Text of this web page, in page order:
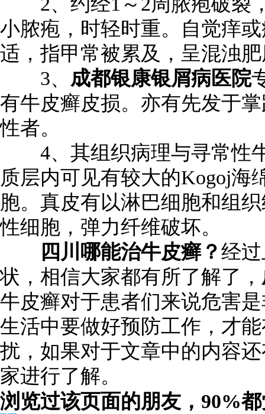
小脓疱，时轻时重。自觉痒
适，指甲常被累及，呈混浊
3、 成都银康银屑病医院
有牛皮癣皮损。亦有先发于
性者。
4、其组织病理与寻常性
质层内可见有较大的Kogoj海
胞。真皮有以淋巴细胞和组
性细胞，弹力纤维破坏。
四川哪能治牛皮癣？经
状，相信大家都有所了解了，
牛皮癣对于患者们来说危害
生活中要做好预防工作，才
扰，如果对于文章中的内容
家进行了解。
浏览过该页面的朋友，90%